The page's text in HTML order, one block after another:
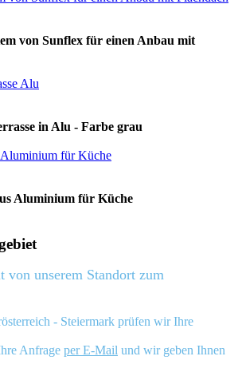
von Sunflex für einen Anbau mit
in Alu - Farbe grau
Aluminium für Küche
von unserem Standort zum
- Steiermark prüfen wir Ihre
Anfrage per E-Mail und wir geben Ihnen